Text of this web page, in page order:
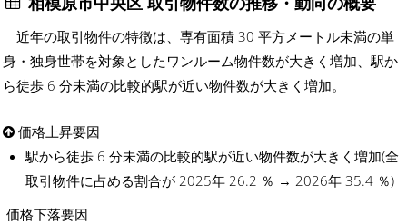
近年の取引物件の特徴は、専有面積 30 平方メートル未満の単
身・独身世帯を対象としたワンルーム物件数が大きく増加、駅か
ら徒歩 6 分未満の比較的駅が近い物件数が大きく増加。
価格上昇要因
駅から徒歩 6 分未満の比較的駅が近い物件数が大きく増加(全
取引物件に占める割合が 2025年 26.2 ％ → 2026年 35.4 ％)
価格下落要因